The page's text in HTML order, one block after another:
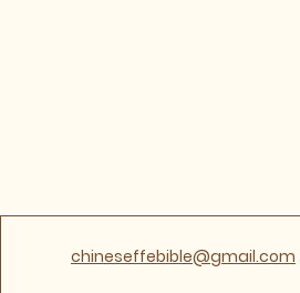
chineseffebible@gmail.com